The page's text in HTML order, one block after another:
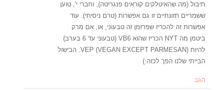
תיבול (מה שהאיטלקים קוראים פנגריטה), וחברי י', טוען
ששמריים תזונתיים זו גם אפשרות (טרם ניסיתי). עוד
אפשרות זה להכריז שפרזמן זה טבעוני, או, אם מרק
ביטמן מה NYT הכריז שהוא VB6 (טבעוני עד 6 בערב)
להיות VEP (VEGAN EXCEPT PARMESAN). הבישול
הבייתי שלנו הפך לכזה:)
הגב